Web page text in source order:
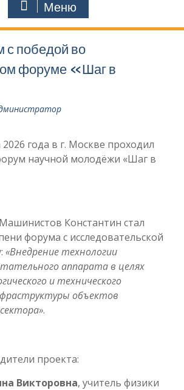
Меню
с победой во
форуме «Шаг в
года в г. Москве проходил
научной молодёжи «Шаг в
Константин стал
форума с исследовательской
«Внедрение технологии
аппарата в целях
и технического
объектов
.
проекта:
Викторовна, учитель физики